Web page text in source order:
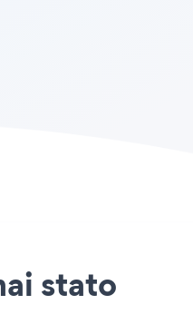
stato